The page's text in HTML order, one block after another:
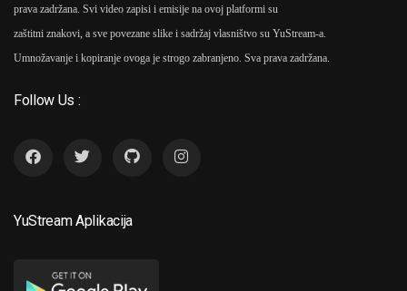
prava zadržana. Svi video zapisi i emisije na ovoj platformi su
zaštitni znakovi, a sve povezane slike i sadržaj vlasništvo su YuStream-a.
Umnožavanje i kopiranje ovoga je strogo zabranjeno. Sva prava zadržana.
Follow Us :
YuStream Aplikacija